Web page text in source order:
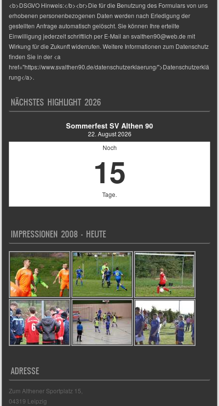
<b>DSGVO Hinweis:</b><br>Die für die Benutzung des Formulars von uns
erhobenen personenbezogenen Daten werden nach Erledigung der
gestellten Anfrage automatisch gelöscht. Sie können Ihre erteilte
Einwilligung jederzeit schriftlich per E-Mail an svalthen90@web.de mit
Wirkung für die Zukunft widerrufen. Weitere Informationen zum Datenschutz
finden Sie in der <a
href="https://www.svalthen90.de/datenschutzerklaerung/">Datenschutzerklä
rung</a>.
NÄCHSTES HIGHLIGHT 2026
Sommerfest SV Althen 90
22. August 2026
Noch
15
Tage.
IMPRESSIONEN 2008 – HEUTE
ADRESSE
Zum Althener Sportplatz 15,
04319 Leipzig